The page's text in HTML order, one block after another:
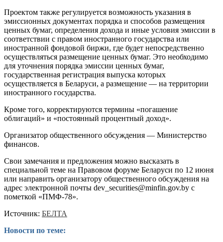
Проектом также регулируется возможность указания в
эмиссионных документах порядка и способов размещения
ценных бумаг, определения дохода и иные условия эмиссии в
соответствии с правом иностранного государства или
иностранной фондовой биржи, где будет непосредственно
осуществляться размещение ценных бумаг. Это необходимо
для уточнения порядка эмиссии ценных бумаг,
государственная регистрация выпуска которых
осуществляется в Беларуси, а размещение — на территории
иностранного государства.
Кроме того, корректируются термины «погашение
облигаций» и «постоянный процентный доход».
Организатор общественного обсуждения — Министерство
финансов.
Свои замечания и предложения можно высказать в
специальной теме на Правовом форуме Беларуси по 12 июня
или направить организатору общественного обсуждения на
адрес электронной почты dev_securities@minfin.gov.by с
пометкой «ПМФ-78».
Источник: БЕЛТА
Новости по теме: